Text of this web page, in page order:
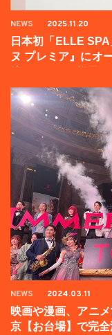
NEWS 2025.11.20
日本初「ELLE
ヌ プレミア』にオ
NEWS 2024.03.11
映画や漫画、アニ
京【お台場】で完